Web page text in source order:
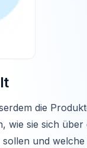
die
wie sie sich über
und